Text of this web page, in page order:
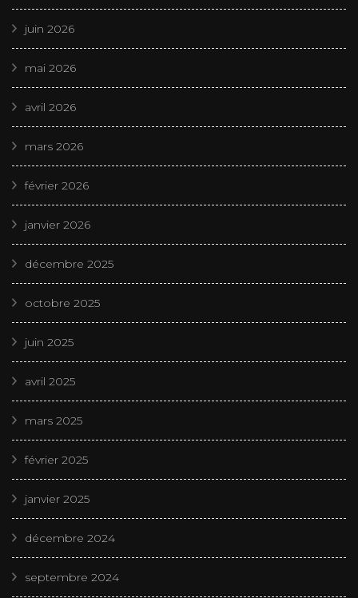
juin 2026
mai 2026
avril 2026
mars 2026
février 2026
janvier 2026
décembre 2025
octobre 2025
juin 2025
avril 2025
mars 2025
février 2025
janvier 2025
décembre 2024
septembre 2024